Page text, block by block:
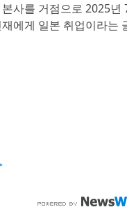
사를 거점으로 2025년
에게 일본 취업이라는